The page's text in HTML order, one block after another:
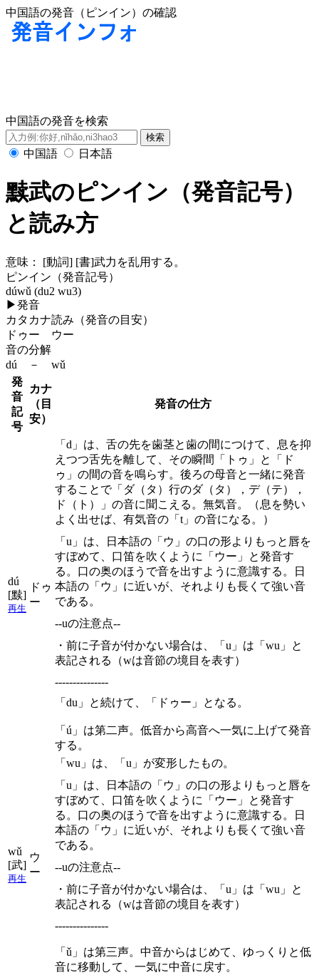
中国語の発音（ピンイン）の確認
中国語の発音を検索
中国語 日本語
黩武のピンイン（発音記号）
と読み方
意味：
[動詞] [書]武力を乱用する。
ピンイン（発音記号）
dúwǔ (du2 wu3)
▶発音
カタカナ読み（発音の目安）
ドゥー ウー
音の分解
dú － wǔ
発
音
記
号
カナ
（目
安）
発音の仕方
dú
[黩]
再生
ドゥ
ー
「d」は、舌の先を歯茎と歯の間につけて、息を抑
えつつ舌先を離して、その瞬間「トゥ」と「ド
ゥ」の間の音を鳴らす。後ろの母音と一緒に発音
することで「ダ（タ）行のダ（タ），デ（テ），
ド（ト）」の音に聞こえる。無気音。（息を勢い
よく出せば、有気音の「t」の音になる。）
「u」は、日本語の「ウ」の口の形よりもっと唇を
すぼめて、口笛を吹くように「ウー」と発音す
る。口の奥のほうで音を出すように意識する。日
本語の「ウ」に近いが、それよりも長くて強い音
である。
--uの注意点--
・前に子音が付かない場合は、「u」は「wu」と
表記される（wは音節の境目を表す）
---------------
「du」と続けて、「ドゥー」となる。
「ú」は第二声。低音から高音へ一気に上げて発音
する。
wǔ
[武]
再生
ウ
ー
「wu」は、「u」が変形したもの。
「u」は、日本語の「ウ」の口の形よりもっと唇を
すぼめて、口笛を吹くように「ウー」と発音す
る。口の奥のほうで音を出すように意識する。日
本語の「ウ」に近いが、それよりも長くて強い音
である。
--uの注意点--
・前に子音が付かない場合は、「u」は「wu」と
表記される（wは音節の境目を表す）
---------------
「ǔ」は第三声。中音からはじめて、ゆっくりと低
音に移動して、一気に中音に戻す。